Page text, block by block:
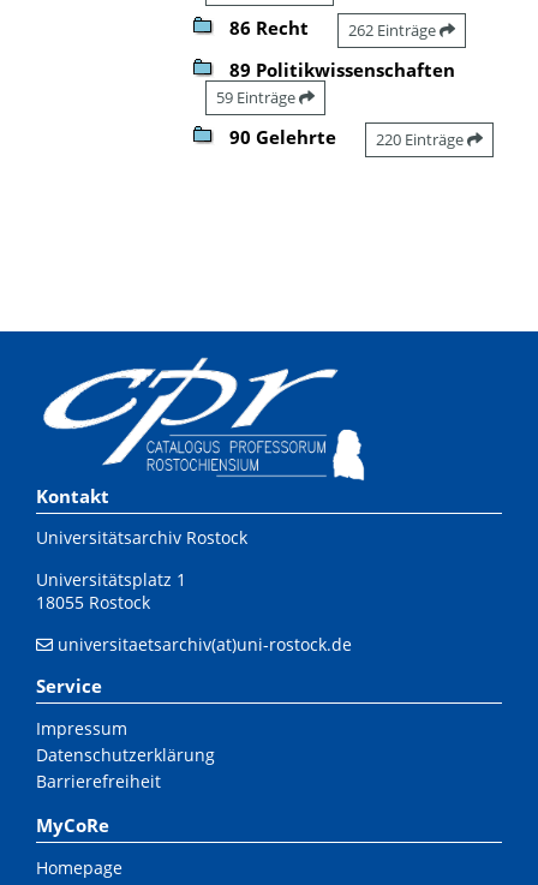
86 Recht 262 Einträge
89 Politikwissenschaften
59 Einträge
90 Gelehrte 220 Einträge
Kontakt
Universitätsarchiv Rostock
Universitätsplatz 1
18055 Rostock
universitaetsarchiv(at)uni-rostock.de
Service
Impressum
Datenschutzerklärung
Barrierefreiheit
MyCoRe
Homepage